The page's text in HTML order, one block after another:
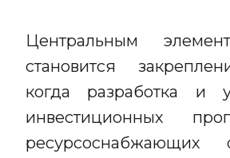
Центральным
становится
когда разработка и
инвестиционных
ресурсоснабжающих